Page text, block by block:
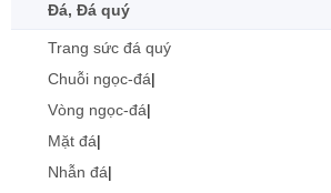
Đá, Đá quý
Trang sức đá quý
Chuỗi ngọc-đá|
Vòng ngọc-đá|
Mặt đá|
Nhẫn đá|